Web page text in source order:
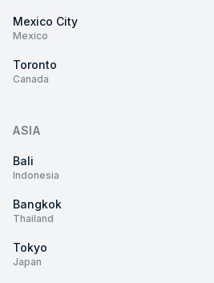
Mexico City
Mexico
Toronto
Canada
ASIA
Bali
Indonesia
Bangkok
Thailand
Tokyo
Japan